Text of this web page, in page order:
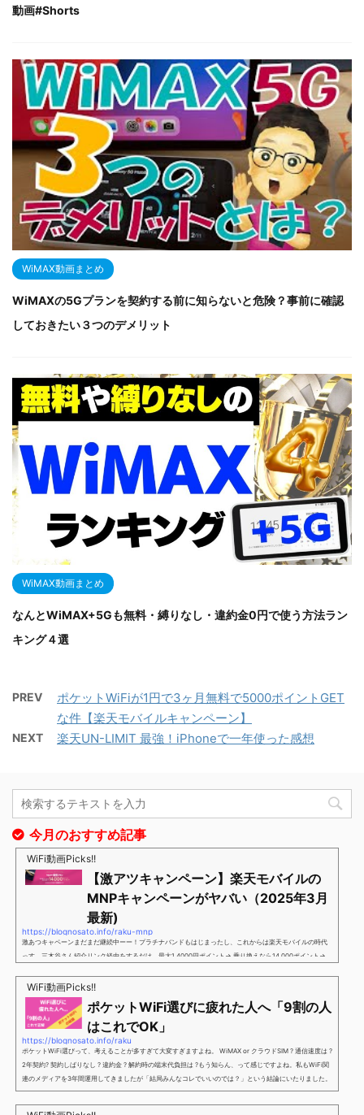
動画#Shorts
WiMAX動画まとめ
WiMAXの5Gプランを契約する前に知らないと危険？事前に確認
しておきたい３つのデメリット
WiMAX動画まとめ
なんとWiMAX+5Gも無料・縛りなし・違約金0円で使う方法ラン
キング４選
PREV
ポケットWiFiが1円で3ヶ月無料で5000ポイントGET
な件【楽天モバイルキャンペーン】
NEXT 楽天UN-LIMIT 最強！iPhoneで一年使った感想
今月のおすすめ記事
WiFi動画Picks!!
【激アツキャンペーン】楽天モバイルの
MNPキャンペーンがヤバい（2025年3月
最新)
https://blognosato.info/raku-mnp
激あつキャペーンまだまだ継続中ーー！プラチナバンドもはじまったし、これからは楽天モバイルの時代
っす。三木谷さん紹介リンク経由をするだけ。最大1,4000円ポイント→ 乗り換えなら14,000ポイント→
谷さんキャンペーン／2回線目以降でもOK再契約でもでもOK背水の陣の楽天モバイル。ついに「最後の賭
け」とも思えるポイントばら撒きキャンペーンを発動してきました。■キャンペーン概要三木谷社長の特
別招待ページから楽天モバイ...
WiFi動画Picks!!
ポケットWiFi選びに疲れた人へ「9割の人
はこれでOK」
https://blognosato.info/raku
ポケットWiFi選びって、考えることが多すぎて大変すぎますよね。 WiMAX or クラウドSIM ? 通信速度は ?
2年契約? 契約しばりなし ? 違約金 ? 解約時の端末代負担は ?もう知らん、って感じですよね。私もWiFi関
連のメディアを3年間運用してきましたが「結局みんなコレでいいのでは？」という結論にいたりました。
ということで、「ポケットWiFi選びに疲れた」「結局どれがいいのか分からない」と言う人向けに【最終
解】を用意しました。ポケットWiFiのヘビーユーザー視点で「90％の人はこれだけでいいやん」というも